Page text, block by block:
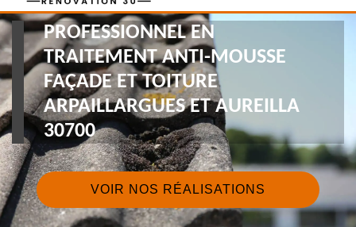
PROFESSIONNEL EN
TRAITEMENT ANTI-MOUSSE
FAÇADE ET TOITURE
ARPAILLARGUES ET AUREILLA
30700
VOIR NOS RÉALISATIONS